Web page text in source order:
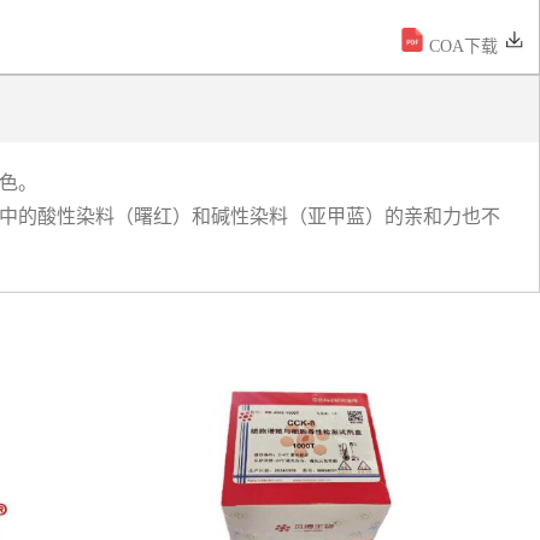
COA下载
。
的酸性染料（曙红）和碱性染料（亚甲蓝）的亲和力也不